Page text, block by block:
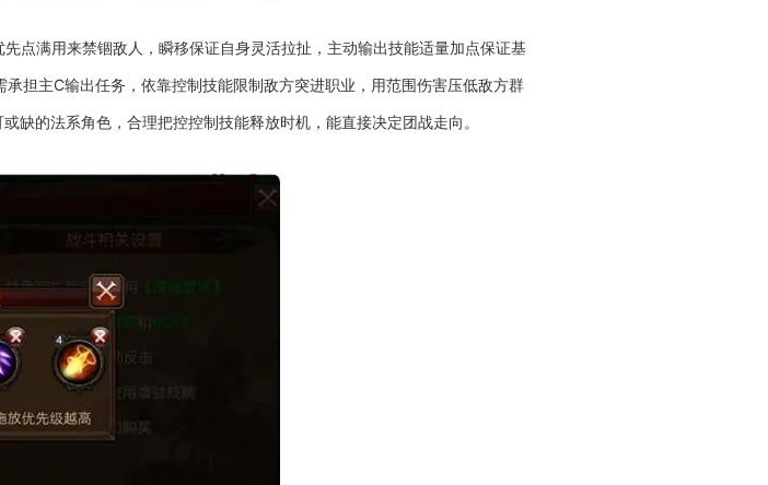
点满用来禁锢敌人，瞬移保证自身灵活拉扯，主动输出技能适量加点保证基
担主C输出任务，依靠控制技能限制敌方突进职业，用范围伤害压低敌方群
缺的法系角色，合理把控控制技能释放时机，能直接决定团战走向。